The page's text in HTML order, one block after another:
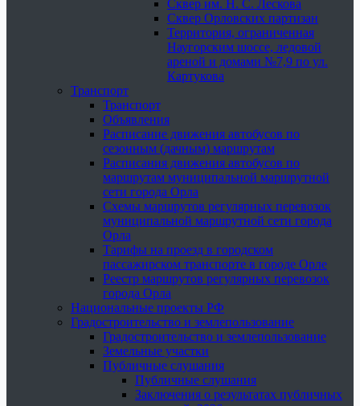
Сквер им. Н. С. Лескова
Сквер Орловских партизан
Территория, ограниченная
Наугорским шоссе, ледовой
ареной и домами №7,9 по ул.
Картукова
Транспорт
Транспорт
Объявления
Расписание движения автобусов по
сезонным (дачным) маршрутам
Расписания движения автобусов по
маршрутам муниципальной маршрутной
сети города Орла
Схемы маршрутов регулярных перевозок
муниципальной маршрутной сети города
Орла
Тарифы на проезд в городском
пассажирском транспорте в городе Орле
Реестр маршрутов регулярных перевозок
города Орла
Национальные проекты РФ
Градостроительство и землепользование
Градостроительство и землепользование
Земельные участки
Публичные слушания
Публичные слушания
Заключения о результатах публичных